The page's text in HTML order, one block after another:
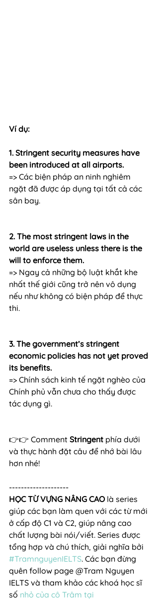
Ví dụ:
1. Stringent security measures have
been introduced at all airports.
=> Các biện pháp an ninh nghiêm
ngặt đã được áp dụng tại tất cả các
sân bay.
2. The most stringent laws in the
world are useless unless there is the
will to enforce them.
=> Ngay cả những bộ luật khắt khe
nhất thế giới cũng trở nên vô dụng
nếu như không có biện pháp để thực
thi.
3. The government’s stringent
economic policies has not yet proved
its benefits.
=> Chính sách kinh tế ngặt nghèo của
Chính phủ vẫn chưa cho thấy được
tác dụng gì.
👉👉 Comment Stringent phía dưới
và thực hành đặt câu để nhớ bài lâu
hơn nhé!
--------------------
HỌC TỪ VỰNG NÂNG CAO là series
giúp các bạn làm quen với các từ mới
ở cấp độ C1 và C2, giúp nâng cao
chất lượng bài nói/viết. Series được
tổng hợp và chú thích, giải nghĩa bởi
#TramnguyenIELTS. Các bạn đừng
quên follow page @Tram Nguyen
IELTS và tham khảo các khoá học sĩ
số nhỏ của cô Trâm tại